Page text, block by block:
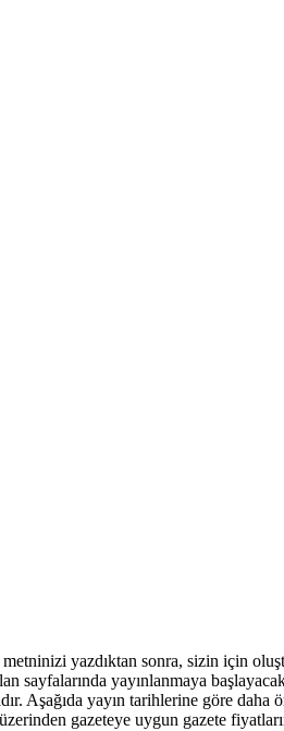
metninizi yazdıktan sonra, sizin için
sayfalarında yayınlanmaya
Aşağıda yayın tarihlerine göre daha
gazeteye uygun gazete